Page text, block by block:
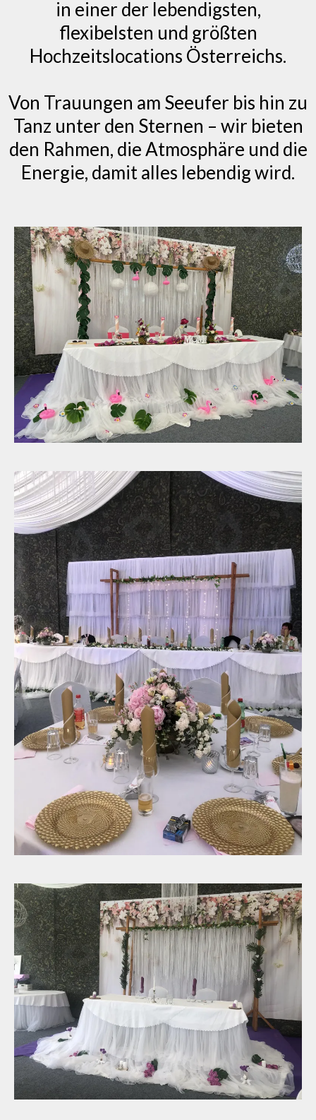
in einer der lebendigsten,
flexibelsten und größten
Hochzeitslocations Österreichs.
Von Trauungen am Seeufer bis hin zu
Tanz unter den Sternen – wir bieten
den Rahmen, die Atmosphäre und die
Energie, damit alles lebendig wird.